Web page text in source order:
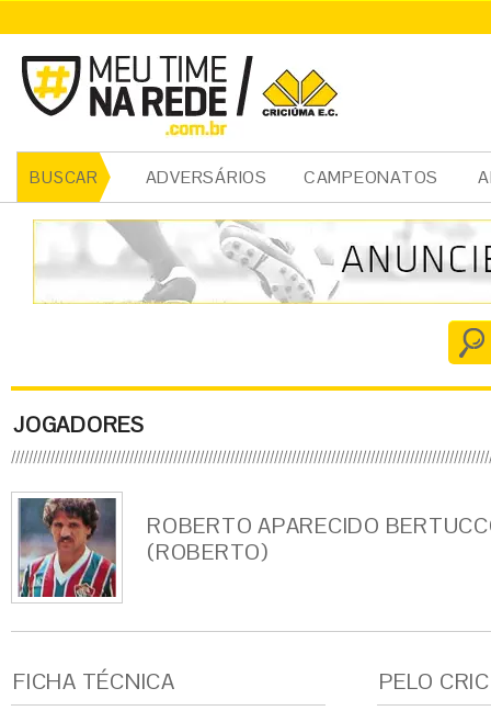
BUSCAR ADVERSÁRIOS CAMPEONATOS
JOGADORES
ROBERTO APARECIDO
(ROBERTO)
FICHA TÉCNICA PELO